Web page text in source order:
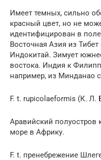
Имеет темных, сильно
красный цвет, но не
идентифицирован в
Восточная Азия из
Индокитай. Зимует
востока. Индия к
например, из Минданао
F. t. rupicolaeformis (К. Л.
Аравийский полуостров
море в Африку.
F. t. пренебрежение